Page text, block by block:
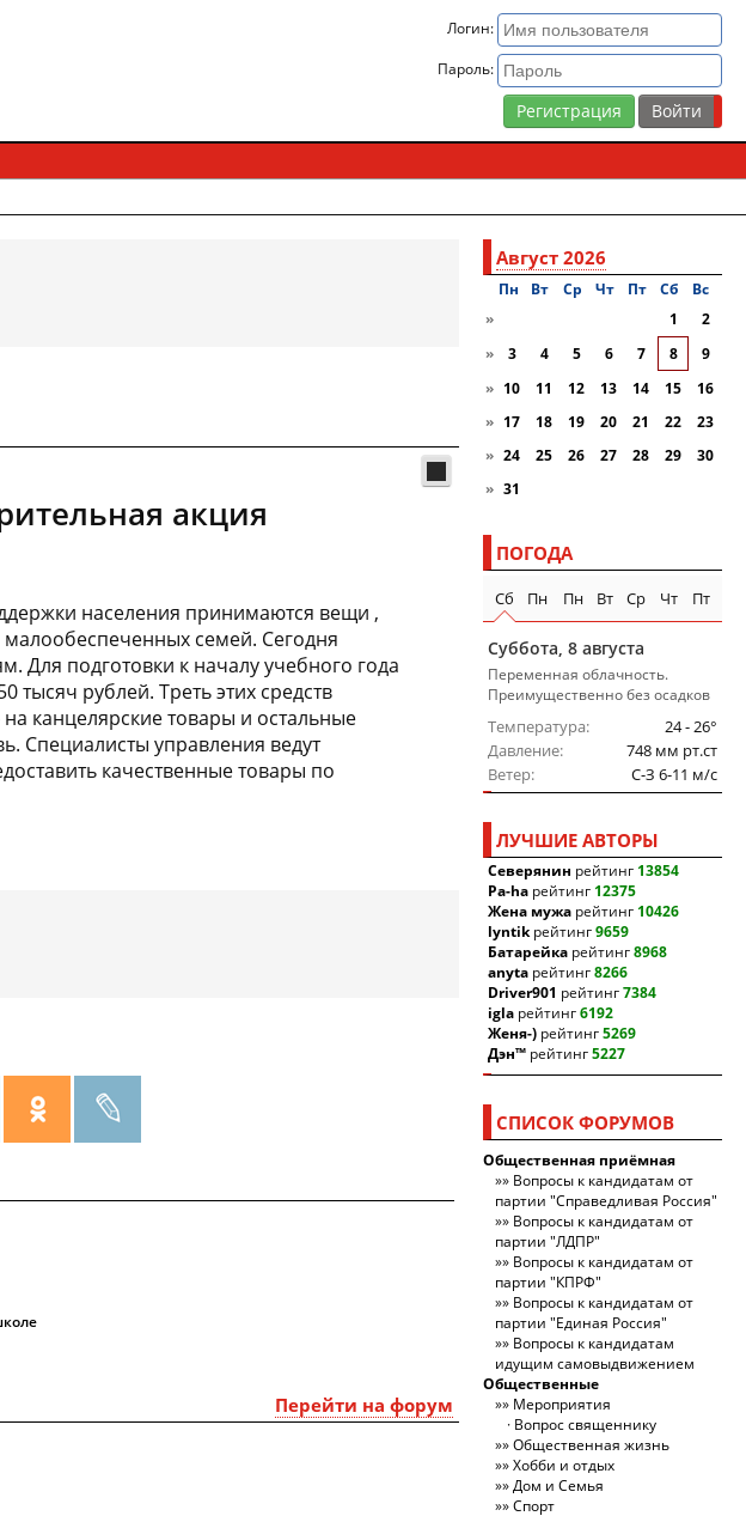
Логин:
Пароль:
Регистрация
акция
населения принимаются вещи ,
семей. Сегодня
Для подготовки к началу учебного года
рублей. Треть этих средств
канцелярские товары и остальные
Специалисты управления ведут
качественные товары по
Перейти на форум
Август 2026
Пн Вт Ср Чт Пт Сб
Вc
»
1
2
»
3 4 5 6 7 8
9
» 10 11 12 13 14 15
16
» 17 18 19 20 21 22
23
» 24 25 26 27 28 29
30
» 31
ПОГОДА
Сб Пн Пн Вт Ср Чт Пт
Суббота, 8 августа
Переменная облачность.
Преимущественно без осадков
Температура
24 - 26°
Давление
748 мм рт.ст
Ветер
C-З 6-11 м/c
ЛУЧШИЕ АВТОРЫ
Северянин рейтинг 13854
Pa-ha рейтинг 12375
Жена мужа рейтинг 10426
lyntikрейтинг9659
Батарейка рейтинг8968
anyta рейтинг8266
Driver901 рейтинг7384
igla рейтинг6192
Женя-) рейтинг5269
Дэн™ рейтинг5227
СПИСОК ФОРУМОВ
Общественная приёмная
Вопросы к кандидатам от
партии "Справедливая Россия"
Вопросы к кандидатам от
партии "ЛДПР"
Вопросы к кандидатам от
партии "КПРФ"
Вопросы к кандидатам от
партии "Единая Россия"
Вопросы к кандидатам
идущим самовыдвижением
Общественные
Мероприятия
Вопрос священнику
Общественная жизнь
Хобби и отдых
Дом и Семья
Спорт